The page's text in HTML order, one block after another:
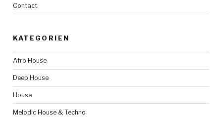
Contact
KATEGORIEN
Afro House
Deep House
House
Melodic House & Techno